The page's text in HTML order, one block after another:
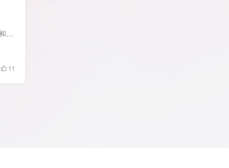
简介 BeLink 是目前市面上质量最高、最先进的 URL 缩短器和个人简介链接创建器。它可用于在几分钟内轻松创建您自己的公共或私人网站，无需任何编码知识。 它具有专业而现代的设计、高质量的代码...
11